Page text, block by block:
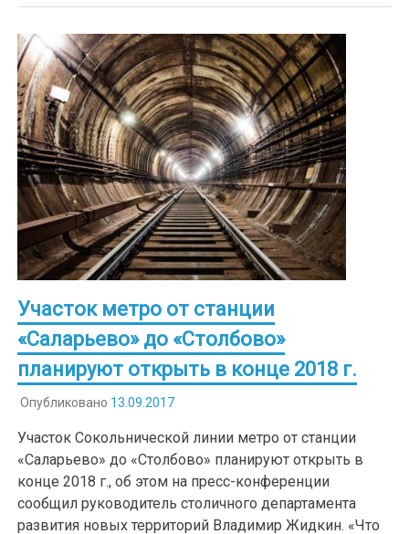
Участок метро от станции
«Саларьево» до «Столбово»
планируют открыть в конце 2018 г.
Опубликовано 13.09.2017
Участок Сокольнической линии метро от станции
«Саларьево» до «Столбово» планируют открыть в
конце 2018 г., об этом на пресс-конференции
сообщил руководитель столичного департамента
развития новых территорий Владимир Жидкин. «Что